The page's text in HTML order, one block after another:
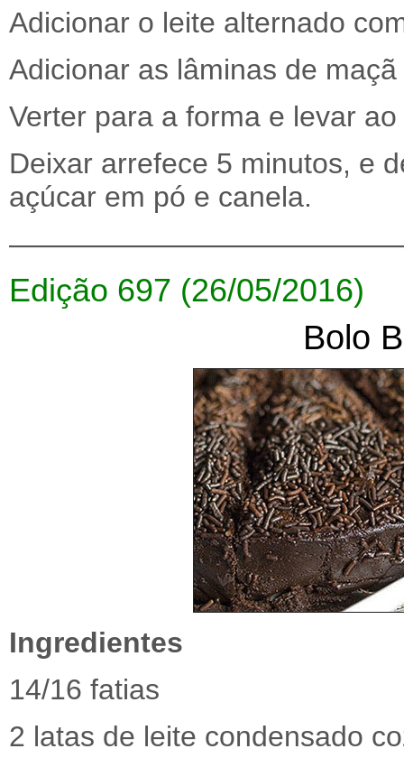
Adicionar o leite alternado
Adicionar as lâminas de
Verter para a forma e levar
Deixar arrefece 5 minutos, e
açúcar em pó e canela.
Edição 697 (26/05/2016)
Bolo
Ingredientes
14/16 fatias
2 latas de leite condensado